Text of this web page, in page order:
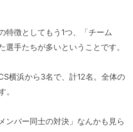
徴としてもう1つ、「チーム
選手たちが多いということです。
横浜から3名で、計12名。全体の
。
ンバー同士の対決」なんかも見ら